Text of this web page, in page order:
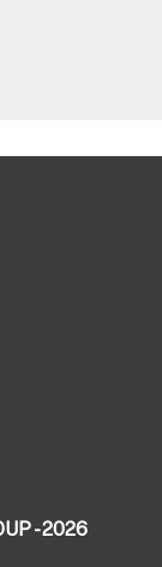
- 2026